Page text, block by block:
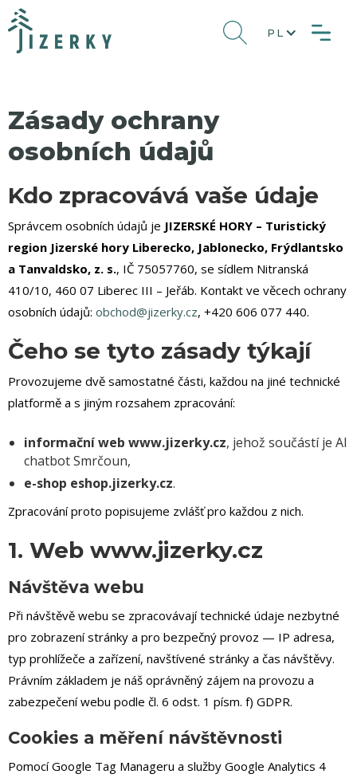
PL
Zásady ochrany
osobních údajů
Kdo zpracovává vaše údaje
Správcem osobních údajů je JIZERSKÉ HORY – Turistický
region Jizerské hory Liberecko, Jablonecko, Frýdlantsko
a Tanvaldsko, z. s., IČ 75057760, se sídlem Nitranská
410/10, 460 07 Liberec III – Jeřáb. Kontakt ve věcech ochrany
osobních údajů: obchod@jizerky.cz, +420 606 077 440.
Čeho se tyto zásady týkají
Provozujeme dvě samostatné části, každou na jiné technické
platformě a s jiným rozsahem zpracování:
informační web www.jizerky.cz, jehož součástí je AI
chatbot Smrčoun,
e-shop eshop.jizerky.cz.
Zpracování proto popisujeme zvlášť pro každou z nich.
1. Web www.jizerky.cz
Návštěva webu
Při návštěvě webu se zpracovávají technické údaje nezbytné
pro zobrazení stránky a pro bezpečný provoz — IP adresa,
typ prohlížeče a zařízení, navštívené stránky a čas návštěvy.
Právním základem je náš oprávněný zájem na provozu a
zabezpečení webu podle čl. 6 odst. 1 písm. f) GDPR.
Cookies a měření návštěvnosti
Pomocí Google Tag Manageru a služby Google Analytics 4